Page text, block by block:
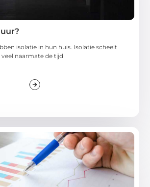
isolatie in hun huis. Isolatie scheelt
naarmate de tijd